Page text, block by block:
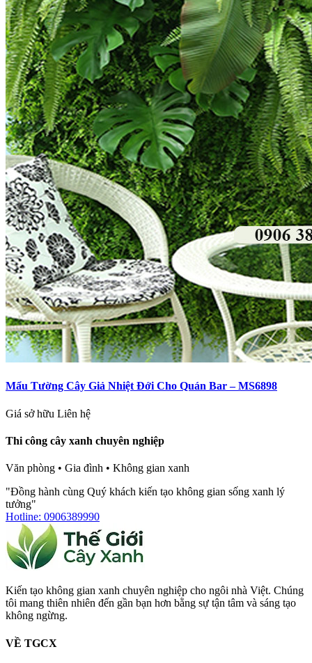
Mẩu Tường Cây Giả Nhiệt Đới Cho Quán Bar – MS6898
Giá sở hữu Liên hệ
Thi công cây xanh chuyên nghiệp
Văn phòng • Gia đình • Không gian xanh
"Đồng hành cùng Quý khách kiến tạo không gian sống xanh lý
tưởng"
Hotline: 0906389990
Kiến tạo không gian xanh chuyên nghiệp cho ngôi nhà Việt. Chúng
tôi mang thiên nhiên đến gần bạn hơn bằng sự tận tâm và sáng tạo
không ngừng.
VỀ TGCX